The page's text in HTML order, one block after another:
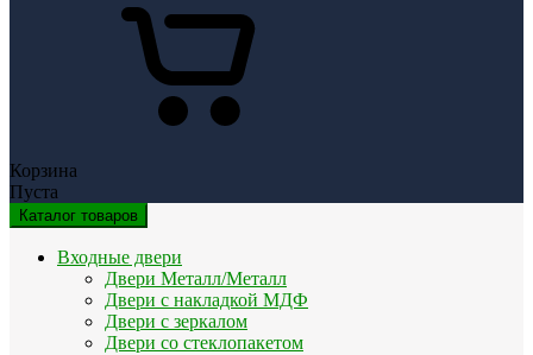
Корзина
Пуста
Каталог товаров
Входные двери
Двери Металл/Металл
Двери с накладкой МДФ
Двери с зеркалом
Двери со стеклопакетом